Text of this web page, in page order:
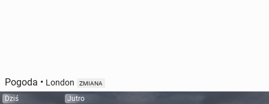
Pogoda • London ZMIANA
Dziś
Jutro